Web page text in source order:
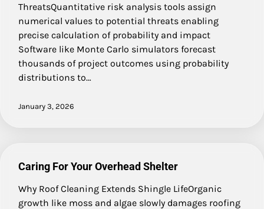
ThreatsQuantitative risk analysis tools assign
numerical values to potential threats enabling
precise calculation of probability and impact
Software like Monte Carlo simulators forecast
thousands of project outcomes using probability
distributions to…
January 3, 2026
Caring For Your Overhead Shelter
Why Roof Cleaning Extends Shingle LifeOrganic
growth like moss and algae slowly damages roofing